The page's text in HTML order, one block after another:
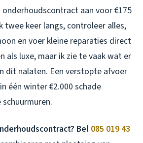
onderhoudscontract aan voor €175
twee keer langs, controleer alles,
en voer kleine reparaties direct
als luxe, maar ik zie te vaak wat er
dit nalaten. Een verstopte afvoer
één winter €2.000 schade
Bel 085 019 43